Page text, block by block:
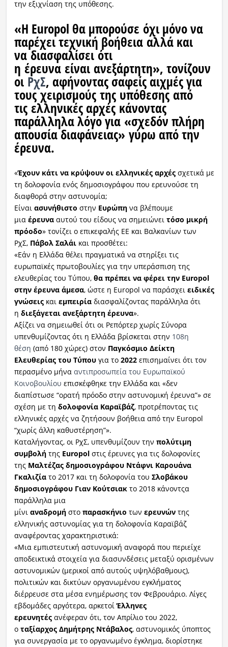
την εξιχνίαση της υπόθεσης.
«Η Europol θα μπορούσε όχι μόνο να
παρέχει τεχνική βοήθειααλλά και
ναδιασφαλίσειότι
η έρευνα είναι ανεξάρτητη», τονίζουν
οι ΡχΣ, αφήνοντας σαφείς αιχμές για
τουςχειρισμούς της υπόθεσης από
τις ελληνικές αρχές κάνοντας
παράλληλα λόγο για «σχεδόν πλήρη
απουσία διαφάνειας» γύρω από την
έρευνα.
«Έχουν κάτι να κρύψουν οι ελληνικές αρχέςσχετικά με
τη δολοφονία ενός δημοσιογράφου που ερευνούσε τη
διαφθορά στην αστυνομία;
Είναι ασυνήθιστο στην Ευρώπη να βλέπουμε
μια έρευνα αυτού του είδους να σημειώνει τόσο μικρή
πρόοδο» τονίζει ο επικεφαλής ΕΕ και Βαλκανίων των
ΡχΣ, Πάβολ Σαλάι και προσθέτει:
«Εάν η Ελλάδα θέλει πραγματικά να στηρίξει τις
ευρωπαϊκές πρωτοβουλίες για την υπεράσπιση της
ελευθερίας του Τύπου, θα πρέπει να φέρει την Europol
στην έρευνα άμεσα, ώστε η Europol να παράσχει ειδικές
γνώσεις και εμπειρία διασφαλίζοντας παράλληλα ότι
η διεξάγεται ανεξάρτητη έρευνα».
Αξίζει να σημειωθεί ότι οι Ρεπόρτερ χωρίς Σύνορα
υπενθυμίζοντας ότι η Ελλάδα βρίσκεται στην 108η
θέση (από 180 χώρες) στον Παγκόσμιο Δείκτη
Ελευθερίας του Τύπουγια το 2022 επισημαίνει ότι τον
περασμένο μήνα αντιπροσωπεία του Ευρωπαϊκού
Κοινοβουλίου επισκέφθηκε την Ελλάδα και «δεν
διαπίστωσε “ορατή πρόοδο στην αστυνομική έρευνα”» σε
σχέση με τη δολοφονία Καραϊβάζ, προτρέποντας τις
ελληνικές αρχές να ζητήσουν βοήθεια από την Europol
“χωρίς άλλη καθυστέρηση”».
Καταλήγοντας, οι ΡχΣ, υπενθυμίζουν την πολύτιμη
συμβολή της Europol στις έρευνες για τις δολοφονίες
της Μαλτέζας δημοσιογράφου Ντάφνι Καρουάνα
Γκαλιζίατο 2017 και τη δολοφονία του Σλοβάκου
δημοσιογράφου Γιαν Κούτσιακτο 2018 κάνοντςα
παράλληλα μια
μίνι αναδρομή στο παρασκήνιο των ερευνών της
ελληνικής αστυνομίας για τη δολοφονία Καραϊβάζ
αναφέροντας χαρακτηριστικά:
«Μια εμπιστευτική αστυνομική αναφορά που περιείχε
αποδεικτικά στοιχεία για διασυνδέσεις μεταξύ ορισμένων
αστυνομικών (μερικοί από αυτούς υψηλόβαθμους),
πολιτικών και δικτύων οργανωμένου εγκλήματος
διέρρευσε στα μέσα ενημέρωσης τον Φεβρουάριο. Λίγες
εβδομάδες αργότερα, αρκετοίΈλληνες
ερευνητές ανέφεραν ότι, τον Απρίλιο του 2022,
ο ταξίαρχος Δημήτρης Ντάβαλος, αστυνομικός ύποπτος
για συνεργασία με το οργανωμένο έγκλημα, διορίστηκε